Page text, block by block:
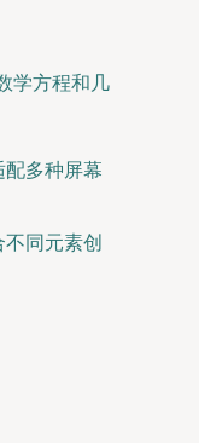
学方程和几
配多种屏幕
同元素创